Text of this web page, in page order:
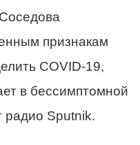
признакам
COVID-19,
в бессимптомной
Sputnik.